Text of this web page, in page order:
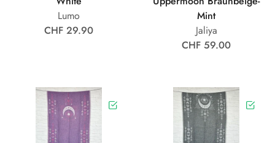
Lumo
CHF 29.90
Mint
Jaliya
CHF 59.00